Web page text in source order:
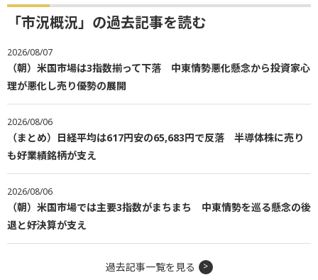
「市況概況」の過去記事を読む
2026/08/07
（朝）米国市場は3指数揃って下落 中東情勢悪化懸念から投資家心
理が悪化し売り優勢の展開
2026/08/06
（まとめ）日経平均は617円安の65,683円で反落 半導体株に売り
も好業績銘柄が支え
2026/08/06
（朝）米国市場では主要3指数がまちまち 中東情勢を巡る懸念の後
退と好決算が支え
過去記事一覧を見る